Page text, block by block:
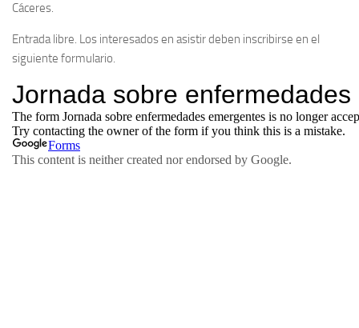
Cáceres.
Entrada libre. Los interesados en asistir deben inscribirse en el
siguiente formulario.